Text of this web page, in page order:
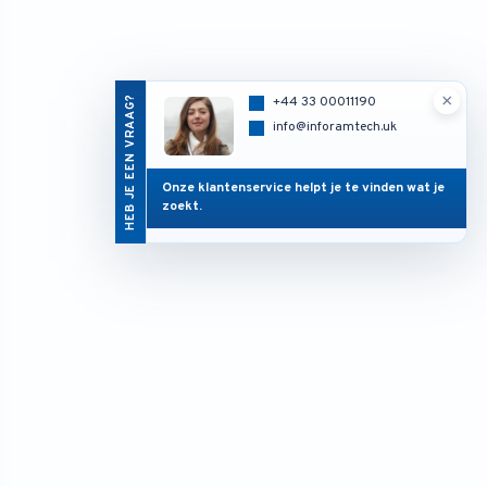
HEB JE EEN VRAAG? ×
+44 33 00011190
info@inforamtech.uk
Onze klantenservice helpt je te vinden wat je
zoekt.